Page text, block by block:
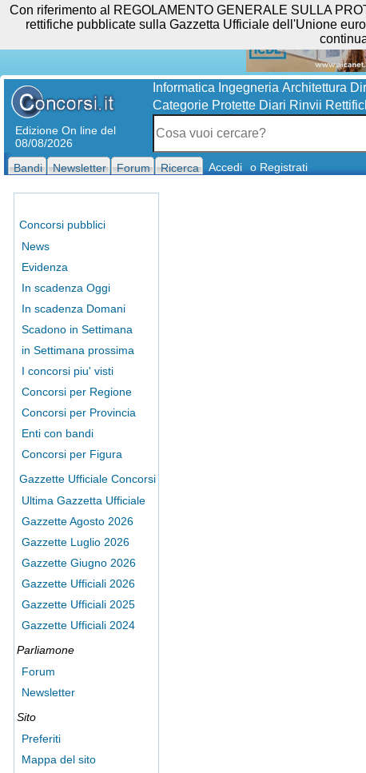
Edizione On line del
08/08/2026
Informatica Ingegneria Architettura
Categorie Protette Diari Rinvii
Bandi Newsletter Forum Ricerca Accedi o Registrati
Concorsi pubblici
News
Evidenza
In scadenza Oggi
In scadenza Domani
Scadono in Settimana
in Settimana prossima
I concorsi piu' visti
Concorsi per Regione
Concorsi per Provincia
Enti con bandi
Concorsi per Figura
Gazzette Ufficiale Concorsi
Ultima Gazzetta Ufficiale
Gazzette Agosto 2026
Gazzette Luglio 2026
Gazzette Giugno 2026
Gazzette Ufficiali 2026
Gazzette Ufficiali 2025
Gazzette Ufficiali 2024
Parliamone
Forum
Newsletter
Sito
Preferiti
Mappa del sito
Con riferimento al REGOLAMENTO GENERALE SULLA
rettifiche pubblicate sulla Gazzetta Ufficiale dell'Unione